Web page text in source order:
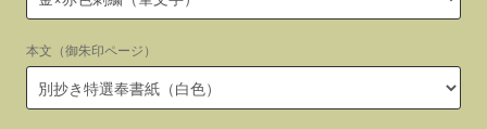
本文（御朱印ページ）